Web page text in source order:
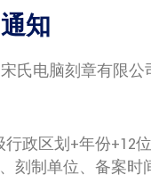
知
氏电脑刻章有限公
政区划+年份+12
刻制单位、备案